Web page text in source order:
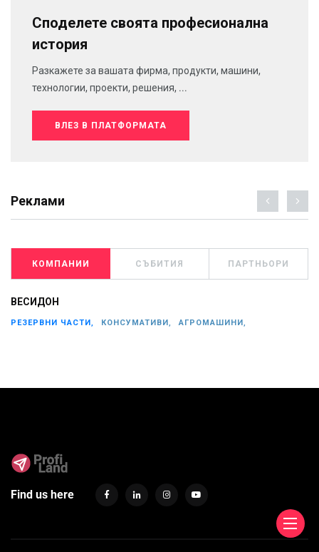
Споделете своята професионална
история
Разкажете за вашата фирма, продукти, машини,
технологии, проекти, решения, ...
ВЛЕЗ В ПЛАТФОРМАТА
Реклами
КОМПАНИИ СЪБИТИЯ ПАРТНЬОРИ
ВЕСИДОН
РЕЗЕРВНИ ЧАСТИ, КОНСУМАТИВИ, АГРОМАШИНИ,
Find us here